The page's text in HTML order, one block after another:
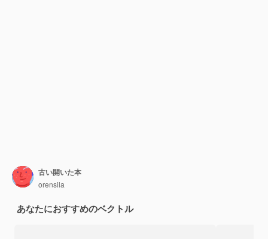
古い開いた本
orensila
あなたにおすすめのベクトル